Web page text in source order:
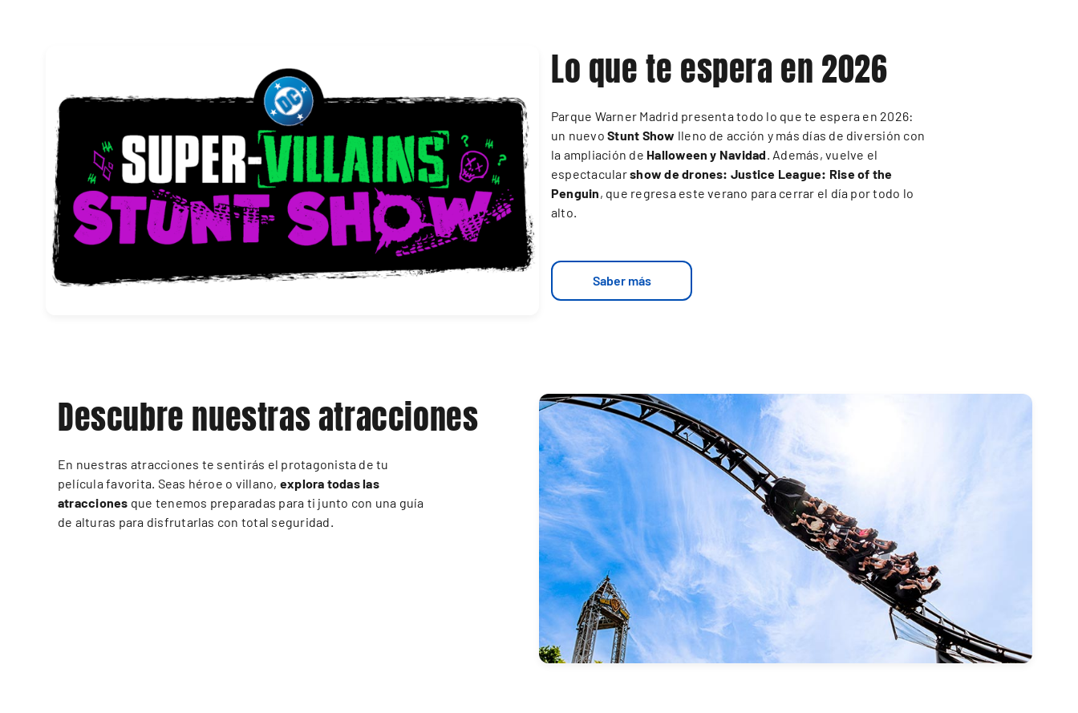
Lo que te espera en 2026
Parque Warner Madrid presenta todo lo que te espera en 2026:
un nuevoStunt Show lleno de acción y más días de diversión con
la ampliación de Halloween y Navidad. Además, vuelve el
espectacularshow de drones: Justice League: Rise of the
Penguin, que regresa este verano para cerrar el día por todo lo
alto.
Saber más
Descubre nuestras atracciones
En nuestras atracciones te sentirás el protagonista de tu
película favorita. Seas héroe o villano, explora todas las
atracciones que tenemos preparadas para ti junto con una guía
de alturas para disfrutarlas con total seguridad.